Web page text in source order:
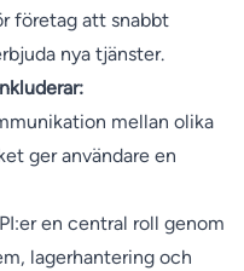
företag att snabbt
nya tjänster.
mellan olika
ger användare en
en central roll genom
lagerhantering och